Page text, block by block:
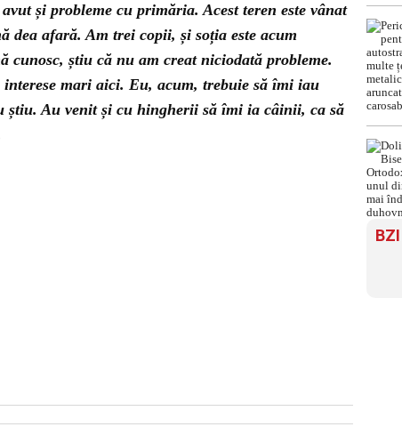
și probleme cu primăria. Acest teren este vânat
dea afară. Am trei copii, și soția este acum
cunosc, știu că nu am creat niciodată probleme.
mari aici. Eu, acum, trebuie să îmi iau
știu. Au venit și cu hingherii să îmi ia câinii, ca să